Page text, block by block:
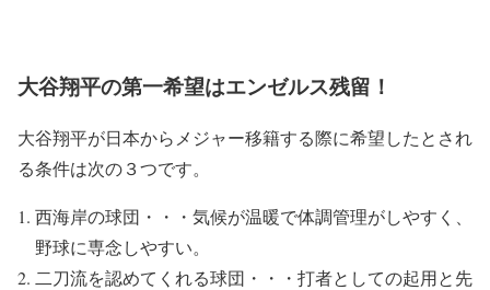
大谷翔平の第一希望はエンゼルス残留！
大谷翔平が日本からメジャー移籍する際に希望したとされ
る条件は次の３つです。
西海岸の球団・・・気候が温暖で体調管理がしやすく、
野球に専念しやすい。
二刀流を認めてくれる球団・・・打者としての起用と先